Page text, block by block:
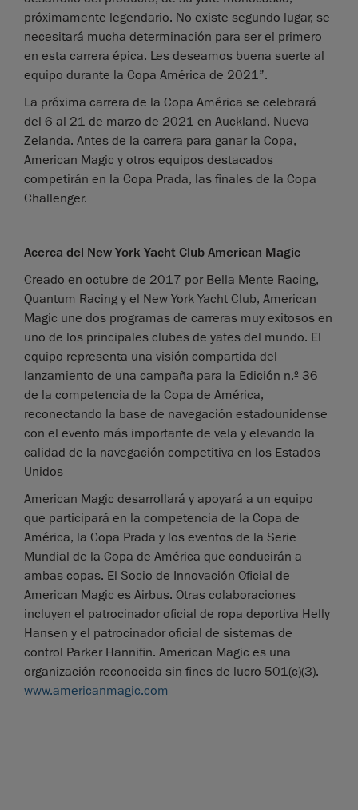
próximamente legendario. No existe segundo lugar, se
necesitará mucha determinación para ser el primero
en esta carrera épica. Les deseamos buena suerte al
equipo durante la Copa América de 2021”.
La próxima carrera de la Copa América se celebrará
del 6 al 21 de marzo de 2021 en Auckland, Nueva
Zelanda. Antes de la carrera para ganar la Copa,
American Magic y otros equipos destacados
competirán en la Copa Prada, las finales de la Copa
Challenger.
Acerca del New York Yacht Club American Magic
Creado en octubre de 2017 por Bella Mente Racing,
Quantum Racing y el New York Yacht Club, American
Magic une dos programas de carreras muy exitosos en
uno de los principales clubes de yates del mundo. El
equipo representa una visión compartida del
lanzamiento de una campaña para la Edición n.º 36
de la competencia de la Copa de América,
reconectando la base de navegación estadounidense
con el evento más importante de vela y elevando la
calidad de la navegación competitiva en los Estados
Unidos
American Magic desarrollará y apoyará a un equipo
que participará en la competencia de la Copa de
América, la Copa Prada y los eventos de la Serie
Mundial de la Copa de América que conducirán a
ambas copas. El Socio de Innovación Oficial de
American Magic es Airbus. Otras colaboraciones
incluyen el patrocinador oficial de ropa deportiva Helly
Hansen y el patrocinador oficial de sistemas de
control Parker Hannifin. American Magic es una
organización reconocida sin fines de lucro 501(c)(3).
www.americanmagic.com